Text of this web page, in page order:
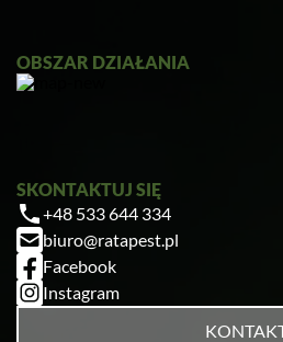
OBSZAR DZIAŁANIA
SKONTAKTUJ SIĘ
+48 533 644 334
biuro@ratapest.pl
Facebook
Instagram